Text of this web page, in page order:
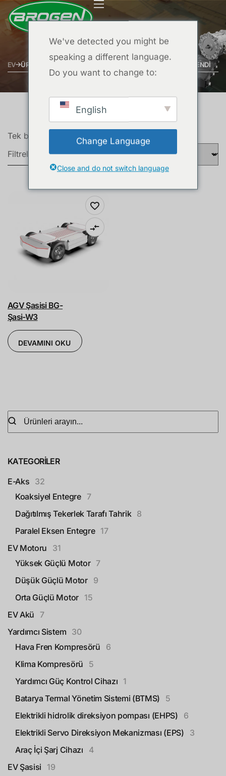
EV ÜRÜNLER “1000KG PAYLOAD CAPACITY” OLARAK ETIKETLENDI
Tek bir sonuç gösteriliyor
Filtreler
AGV Şasisi BG-
Şasi-W3
DEVAMINI OKU
KATEGORILER
E-Aks 32
Koaksiyel Entegre
7
Dağıtılmış Tekerlek Tarafı Tahrik 8
Paralel Eksen Entegre 17
EV Motoru
31
Yüksek Güçlü Motor 7
Düşük Güçlü Motor
9
Orta Güçlü Motor
15
EV Akü
7
Yardımcı Sistem 30
Hava Fren Kompresörü
6
Klima Kompresörü
5
Yardımcı Güç Kontrol Cihazı 1
Batarya Termal Yönetim Sistemi (BTMS)
5
Elektrikli hidrolik direksiyon pompası (EHPS)
6
Elektrikli Servo Direksiyon Mekanizması (EPS)
3
Araç İçi Şarj Cihazı
4
EV Şasisi
19
We've detected you might be
speaking a different language.
Do you want to change to:
English
Change Language
Close and do not switch language